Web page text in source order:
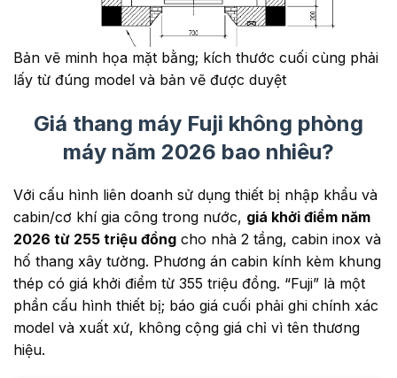
Bản vẽ minh họa mặt bằng; kích thước cuối cùng phải
lấy từ đúng model và bản vẽ được duyệt
Giá thang máy Fuji không phòng
máy năm 2026 bao nhiêu?
Với cấu hình liên doanh sử dụng thiết bị nhập khẩu và
cabin/cơ khí gia công trong nước, giá khởi điểm năm
2026 từ 255 triệu đồng cho nhà 2 tầng, cabin inox và
hố thang xây tường. Phương án cabin kính kèm khung
thép có giá khởi điểm từ 355 triệu đồng. “Fuji” là một
phần cấu hình thiết bị; báo giá cuối phải ghi chính xác
model và xuất xứ, không cộng giá chỉ vì tên thương
hiệu.